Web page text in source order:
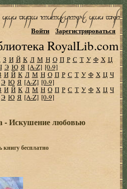
RoyalLib.com
Войти Зарегистрироваться
З И Й К Л М Н О П Р С Т У Ф Х Ц
Э Ю Я [A-Z] [0-9]
И Й К Л М Н О П Р С Т У Ф Х Ц Ч
Э Ю Я [A-Z] [0-9]
И Й К Л М Н О П Р С Т У Ф Х Ц Ч
Э Ю Я [A-Z] [0-9]
- Искушение любовью
книгу бесплатно